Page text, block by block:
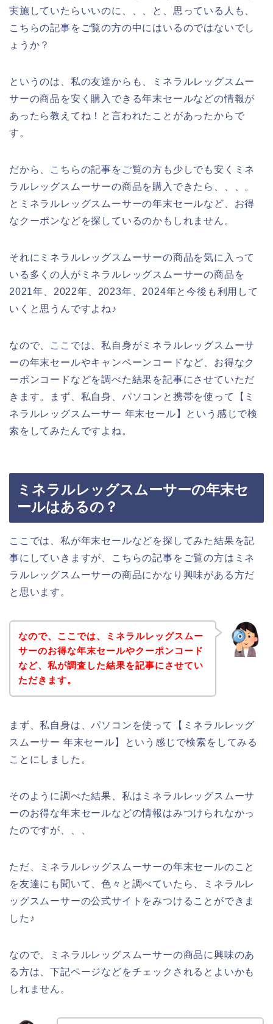
実施していたらいいのに、、、と、思っている人も、
こちらの記事をご覧の方の中にはいるのではないでし
ょうか？
というのは、私の友達からも、ミネラルレッグスムー
サーの商品を安く購入できる年末セールなどの情報が
あったら教えてね！と言われたことがあったからで
す。
だから、こちらの記事をご覧の方も少しでも安くミネ
ラルレッグスムーサーの商品を購入できたら、、、。
とミネラルレッグスムーサーの年末セールなど、お得
なクーポンなどを探しているのかもしれません。
それにミネラルレッグスムーサーの商品を気に入って
いる多くの人がミネラルレッグスムーサーの商品を
2021年、2022年、2023年、2024年と今後も利用して
いくと思うんですよね♪
なので、ここでは、私自身がミネラルレッグスムーサ
ーの年末セールやキャンペーンコードなど、お得なク
ーポンコードなどを調べた結果を記事にさせていただ
きます。まず、私自身、パソコンと携帯を使って【ミ
ネラルレッグスムーサー 年末セール】という感じで検
索をしてみたんですよね。
ミネラルレッグスムーサーの年末セ
ールはあるの？
ここでは、私が年末セールなどを探してみた結果を記
事にしていきますが、こちらの記事をご覧の方はミネ
ラルレッグスムーサーの商品にかなり興味がある方だ
と思います。
なので、ここでは、ミネラルレッグスムー
サーのお得な年末セールやクーポンコード
など、私が調査した結果を記事にさせてい
ただきます。
まず、私自身は、パソコンを使って【ミネラルレッグ
スムーサー 年末セール】という感じで検索をしてみる
ことにしました。
そのように調べた結果、私はミネラルレッグスムーサ
ーのお得な年末セールなどの情報はみつけられなかっ
たのですが、、、
ただ、ミネラルレッグスムーサーの年末セールのこと
を友達にも聞いて、色々と調べていたら、ミネラルレ
ッグスムーサーの公式サイトをみつけることができま
した♪
なので、ミネラルレッグスムーサーの商品に興味のあ
る方は、下記ページなどをチェックされるとよいかも
しれません。